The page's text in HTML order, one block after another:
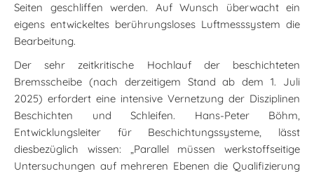
Seiten geschliffen werden. Auf Wunsch überwacht ein
eigens entwickeltes berührungsloses Luftmesssystem die
Bearbeitung.
Der sehr zeitkritische Hochlauf der beschichteten
Bremsscheibe (nach derzeitigem Stand ab dem 1. Juli
2025) erfordert eine intensive Vernetzung der Disziplinen
Beschichten und Schleifen. Hans-Peter Böhm,
Entwicklungsleiter für Beschichtungssysteme, lässt
diesbezüglich wissen: „Parallel müssen werkstoffseitige
Untersuchungen auf mehreren Ebenen die Qualifizierung